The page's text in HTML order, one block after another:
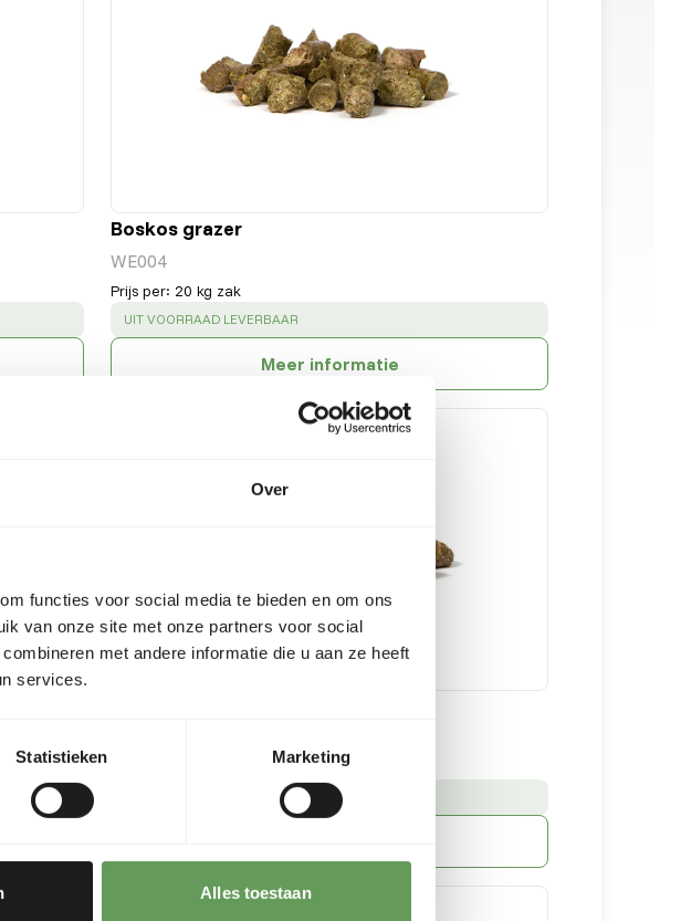
Over
functies voor social media te bieden en om ons
van onze site met onze partners voor social
met andere informatie die u aan ze heeft
services.
Statistieken Marketing
Alles toestaan
Boskos grazer
WE004
Prijs per: 20 kg zak
SUCCESS:
UIT VOORRAAD LEVERBAAR
Meer informatie
UIT VOORRAAD LEVERBAAR